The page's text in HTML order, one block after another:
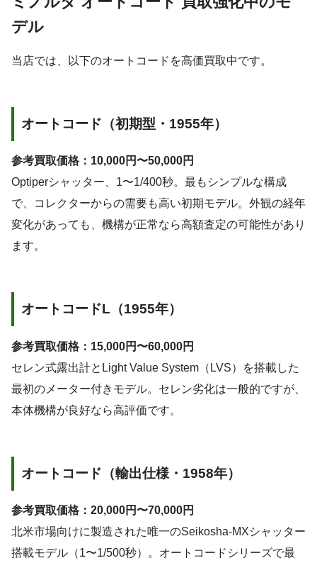
デル
当店では、以下のオートコードを高価買取中です。
オートコード（初期型・1955年）
参考買取価格：10,000円〜50,000円
Optiperシャッター、1〜1/400秒。最もシンプルな構成
で、コレクターからの需要も高い初期モデル。外観の経年
変化があっても、機構が正常なら高額査定の可能性があり
ます。
オートコードL（1955年）
参考買取価格：15,000円〜60,000円
セレン式露出計とLight Value System（LVS）を搭載した
最初のメーター付きモデル。セレン劣化は一般的ですが、
本体機構が良好なら高評価です。
オートコード（輸出仕様・1958年）
参考買取価格：20,000円〜70,000円
北米市場向けに製造された唯一のSeikosha-MXシャッター
搭載モデル（1〜1/500秒）。オートコードシリーズで最